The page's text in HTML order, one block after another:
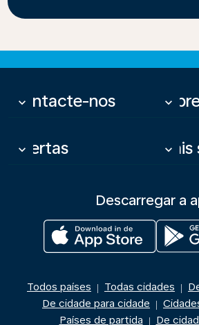
Contacte-nos
keyboard_arrow_down keyboard_arrow_down
Ofertas
keyboard_arrow_down keyboard_arrow_down
Descarregar a
Todos países | Todas cidades |
De cidade para cidade |
Países de partida | De